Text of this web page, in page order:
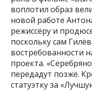
воплотил образ
новой работе
режиссёру и
поскольку сам
востребованности
проекта.
передадут позже.
статуэтку за